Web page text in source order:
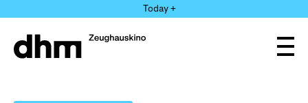
directly
the
Today +